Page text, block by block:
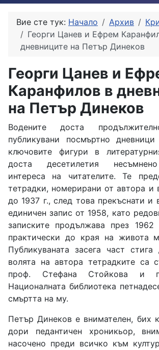
Вие сте тук: Начало Архив
Георги Цанев и Ефрем
дневниците на Петър Динеков
Георги Цанев и
Каранфилов в
на Петър Динеков
Водените доста
публикувани посмъртно дневници
ключовите фигури в
доста десетилетия
интереса на читателите. Те
тетрадки, номерирани от автора и
до 1937 г., след това прекъснати и
единичен запис от 1958, като
записките продължава през
практически до края на живота
Публикуваната засега част
волята на автора тетрадките са
проф. Стефана Стойкова и
Националната библиотека
смъртта на му.
Петър Динеков е внимателен, бих
дори педантичен хроникьор,
насочено преди всичко към